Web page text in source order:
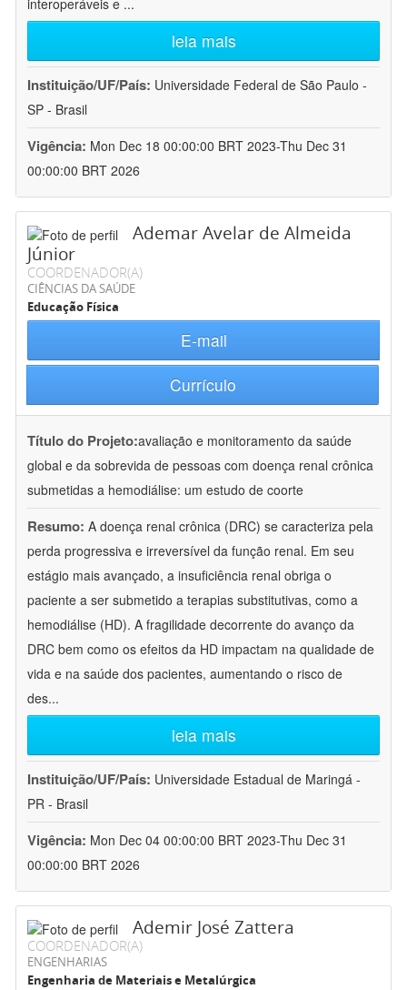
interoperáveis e ...
leia mais
Instituição/UF/País: Universidade Federal de São Paulo -
SP - Brasil
Vigência: Mon Dec 18 00:00:00 BRT 2023-Thu Dec 31
00:00:00 BRT 2026
Ademar Avelar de Almeida
Júnior
COORDENADOR(A)
CIÊNCIAS DA SAÚDE
Educação Física
E-mail
Currículo
Título do Projeto:avaliação e monitoramento da saúde
global e da sobrevida de pessoas com doença renal crônica
submetidas a hemodiálise: um estudo de coorte
Resumo: A doença renal crônica (DRC) se caracteriza pela
perda progressiva e irreversível da função renal. Em seu
estágio mais avançado, a insuficiência renal obriga o
paciente a ser submetido a terapias substitutivas, como a
hemodiálise (HD). A fragilidade decorrente do avanço da
DRC bem como os efeitos da HD impactam na qualidade de
vida e na saúde dos pacientes, aumentando o risco de
des...
leia mais
Instituição/UF/País: Universidade Estadual de Maringá -
PR - Brasil
Vigência: Mon Dec 04 00:00:00 BRT 2023-Thu Dec 31
00:00:00 BRT 2026
Ademir José Zattera
COORDENADOR(A)
ENGENHARIAS
Engenharia de Materiais e Metalúrgica